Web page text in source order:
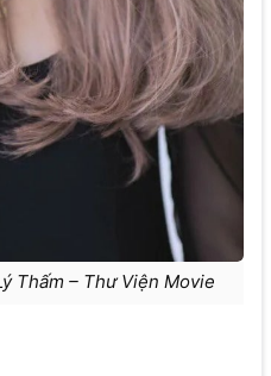
Thấm – Thư Viện Movie